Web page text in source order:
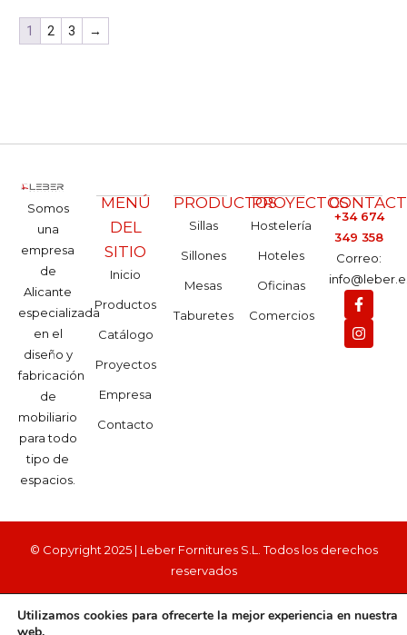
1 2 3 →
Somos
una
empresa
de
Alicante
especializada
en el
diseño y
fabricación
de
mobiliario
para todo
tipo de
espacios.
MENÚ
DEL
SITIO
Inicio
Productos
Catálogo
Proyectos
Empresa
Contacto
PRODUCTOS
Sillas
Sillones
Mesas
Taburetes
PROYECTOS
Hostelería
Hoteles
Oficinas
Comercios
+34 674
349 358
Correo:
© Copyright 2025 | Leber Fornitures S.L. Todos los derechos
reservados
Privacidad Cookies Legal Accesibilidad
Utilizamos cookies para ofrecerte la mejor experiencia en nuestra